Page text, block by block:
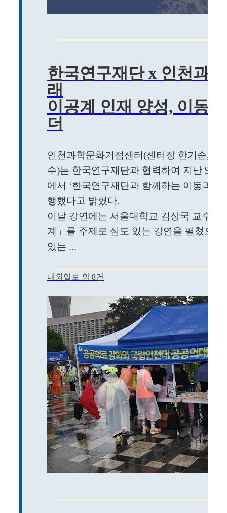
한국연구재단 x 인천과
래
이공계 인재 양성, 이동
더
인천과학문화거점센터(센터장 한기순, 인
수)는 한국연구재단과 협력하여 지난 9월
에서 ‘한국연구재단과 함께하는 이동과학
행했다고 밝혔다.
이날 강연에는 서울대학교 김상국 교수가
계」를 주제로 심도 있는 강연을 펼쳤으
있는 ...
내외일보 외 8건